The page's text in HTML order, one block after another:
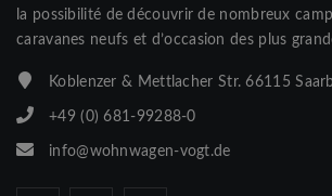
la possibilité de découvrir de nombreux
caravanes neufs et d’occasion des plus
Koblenzer & Mettlacher Str. 66115
+49 (0) 681-99288-0
info@wohnwagen-vogt.de